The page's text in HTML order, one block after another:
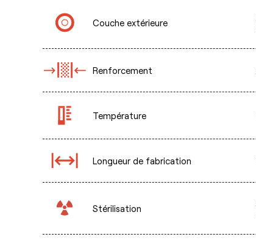
Couche extérieure
Renforcement
Température
Longueur de fabrication
Stérilisation